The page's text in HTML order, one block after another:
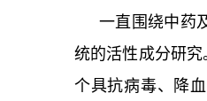
一直围绕中药
统的活性成分研
个具抗病毒、降